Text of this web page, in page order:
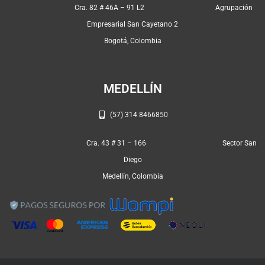
o
o
k
g
r
a
p
p
Cra. 82 # 46A – 91 L2 Agrupación
Empresarial San Cayetano 2
Bogotá, Colombia
MEDELLÍN
(57) 314 8466850
Cra. 43 # 31 – 166 Sector San
Diego
Medellín, Colombia